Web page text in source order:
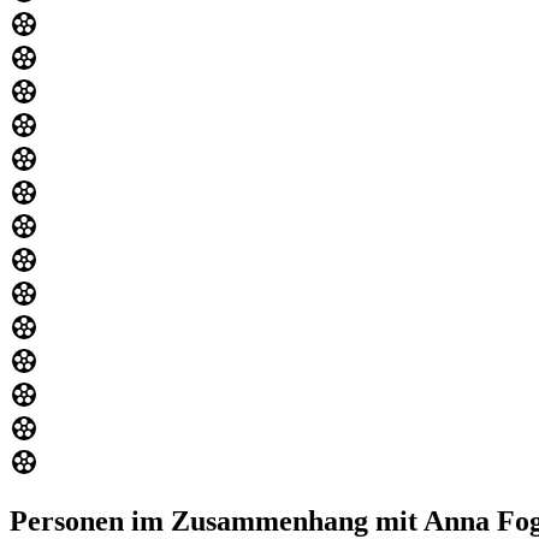
Personen im Zusammenhang mit Anna